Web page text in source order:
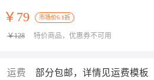
￥79 市场价6.1折
￥128 特价商品，优惠券不可用
运费 部分包邮，详情见运费模板